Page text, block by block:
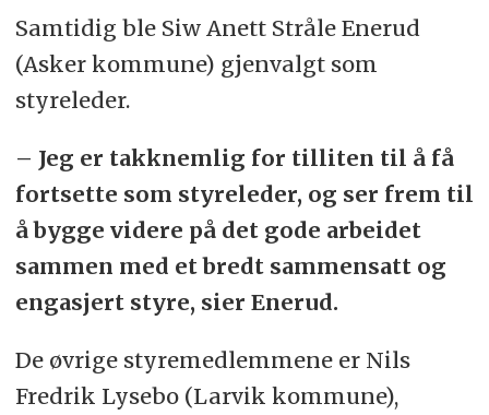
Samtidig ble Siw Anett Stråle Enerud
(Asker kommune) gjenvalgt som
styreleder.
– Jeg er takknemlig for tilliten til å få
fortsette som styreleder, og ser frem til
å bygge videre på det gode arbeidet
sammen med et bredt sammensatt og
engasjert styre, sier Enerud.
De øvrige styremedlemmene er Nils
Fredrik Lysebo (Larvik kommune),